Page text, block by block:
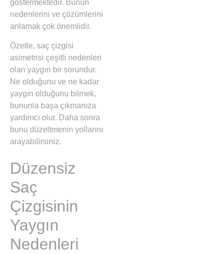
göstermektedir. Bunun
nedenlerini ve çözümlerini
anlamak çok önemlidir.
Özetle, saç çizgisi
asimetrisi çeşitli nedenleri
olan yaygın bir sorundur.
Ne olduğunu ve ne kadar
yaygın olduğunu bilmek,
bununla başa çıkmanıza
yardımcı olur. Daha sonra
bunu düzeltmenin yollarını
arayabilirsiniz.
Düzensiz
Saç
Çizgisinin
Yaygın
Nedenleri